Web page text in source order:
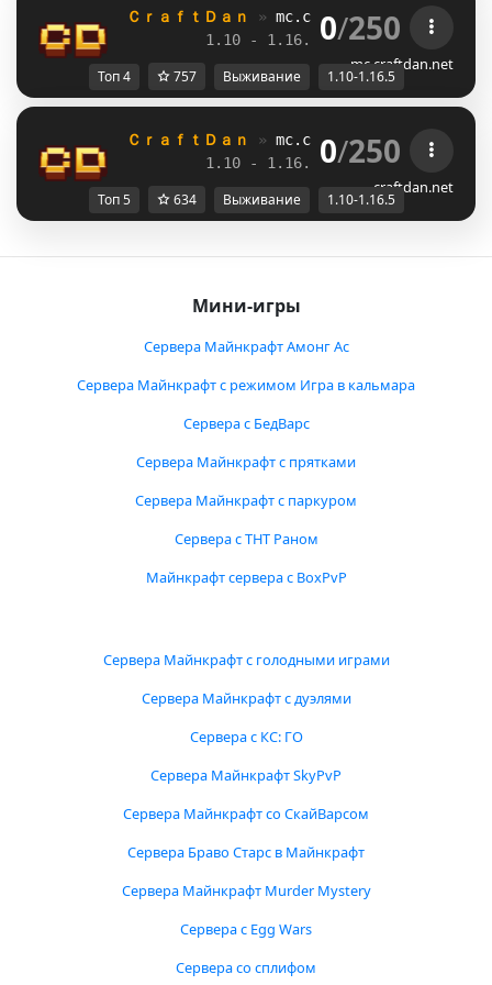
ＣｒａｆｔＤａｎ » mc.craftdan.net //
1.10 - 1.16.5 //
0/250
mc.craftdan.net
Топ 4 757 Выживание 1.10-1.16.5
ＣｒａｆｔＤａｎ » mc.craftdan.net //
1.10 - 1.16.5 //
0/250
craftdan.net
Топ 5 634 Выживание 1.10-1.16.5
Мини-игры
Сервера Майнкрафт Амонг Ас
Сервера Майнкрафт с режимом Игра в кальмара
Сервера с БедВарс
Сервера Майнкрафт с прятками
Сервера Майнкрафт с паркуром
Сервера с ТНТ Раном
Майнкрафт сервера с BoxPvP
Сервера Майнкрафт с голодными играми
Сервера Майнкрафт с дуэлями
Сервера с КС: ГО
Сервера Майнкрафт SkyPvP
Сервера Майнкрафт со СкайВарсом
Сервера Браво Старс в Майнкрафт
Сервера Майнкрафт Murder Mystery
Сервера с Egg Wars
Сервера со сплифом